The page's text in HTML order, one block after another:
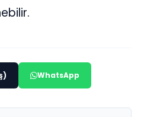
WhatsApp